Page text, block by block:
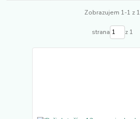
Zobrazujem 1-1 z 1
strana z 1